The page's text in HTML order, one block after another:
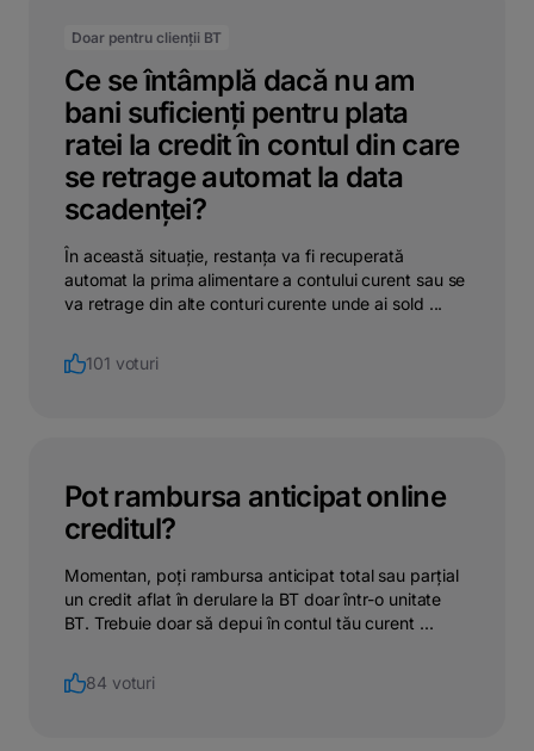
Doar pentru clienții BT
Ce se întâmplă dacă nu am
bani suficienți pentru plata
ratei la credit în contul din care
se retrage automat la data
scadenței?
În această situație, restanța va fi recuperată
automat la prima alimentare a contului curent sau se
va retrage din alte conturi curente unde ai sold ...
101 voturi
Pot rambursa anticipat online
creditul?
Momentan, poți rambursa anticipat total sau parțial
un credit aflat în derulare la BT doar într-o unitate
BT. Trebuie doar să depui în contul tău curent ...
84 voturi